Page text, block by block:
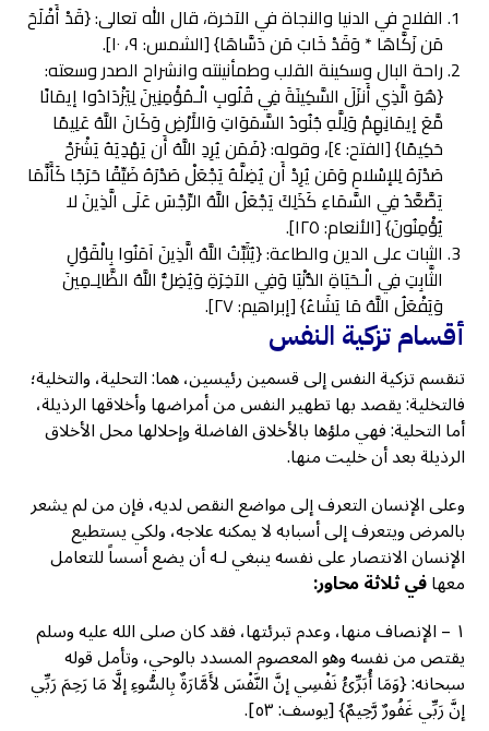
الفلاح في الدنيا والنجاة في الآخرة، قال الله تعالى: {قَدْ أَفْلَحَ
مَن زَكَّاهَا * وَقَدْ خَابَ مَن دَسَّاهَا} [الشمس: ٩، ١٠].
راحة البال وسكينة القلب وطمأنينته وانشراح الصدر وسعته:
{هُوَ الَّذِي أَنزَلَ السَّكِينَةَ فِي قُلُوبِ الْـمُؤْمِنِينَ لِيَزْدَادُوا إيمَانًا
مَّعَ إيمَانِهِمْ وَلِلَّهِ جُنُودُ السَّمَوَاتِ وَالأَرْضِ وَكَانَ اللَّهُ عَلِيمًا
حَكِيمًا} [الفتح: ٤]، وقوله: {فَمَن يُرِدِ اللَّهُ أَن يَهْدِيَهُ يَشْرَحْ
صَدْرَهُ لِلإسْلامِ وَمَن يُرِدْ أَن يُضِلَّهُ يَجْعَلْ صَدْرَهُ ضَيِّقًا حَرَجًا كَأَنَّمَا
يَصَّعَّدُ فِي السَّمَاءِ كَذَلِكَ يَجْعَلُ اللَّهُ الرِّجْسَ عَلَى الَّذِينَ لا
يُؤْمِنُونَ} [الأنعام: ١٢٥].
الثبات على الدين والطاعة: {يُثَبِّتُ اللَّهُ الَّذِينَ آمَنُوا بِالْقَوْلِ
الثَّابِتِ فِي الْـحَيَاةِ الدُّنْيَا وَفِي الآخِرَةِ وَيُضِلُّ اللَّهُ الظَّالِـمِينَ
وَيَفْعَلُ اللَّهُ مَا يَشَاءُ} [إبراهيم: ٢٧].
أقسام تزكية النفس
تنقسم تزكية النفس إلى قسمين رئيسين، هما: التحلية، والتخلية؛
فالتخلية: يقصد بها تطهير النفس من أمراضها وأخلاقها الرذيلة،
أما التحلية: فهي ملؤها بالأخلاق الفاضلة وإحلالها محل الأخلاق
الرذيلة بعد أن خليت منها.
وعلى الإنسان التعرف إلى مواضع النقص لديه، فإن من لم يشعر
بالمرض ويتعرف إلى أسبابه لا يمكنه علاجه، ولكي يستطيع
الإنسان الانتصار على نفسه ينبغي لـه أن يضع أسساً للتعامل
معهافي ثلاثة محاور:
١ – الإنصاف منها، وعدم تبرئتها، فقد كان صلى الله عليه وسلم
يقتص من نفسه وهو المعصوم المسدد بالوحي، وتأمل قوله
سبحانه: {وَمَا أُبَرِّئُ نَفْسِي إنَّ النَّفْسَ لأَمَّارَةٌ بِالسُّوءِ إلَّا مَا رَحِمَ رَبِّي
إنَّ رَبِّي غَفُورٌ رَّحِيمٌ} [يوسف: ٥٣].